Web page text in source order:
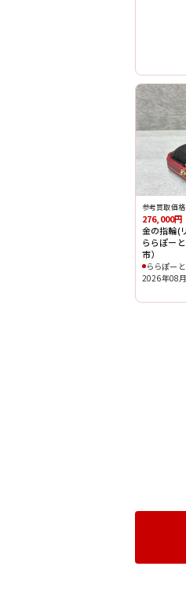
参考買取価格
276,000円
金の指輪(
ららぽー
市）
ららぽー
2026年08